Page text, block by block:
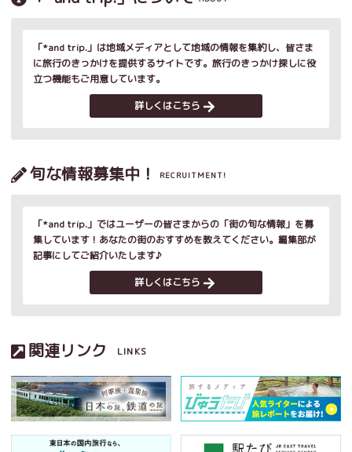
「*and trip.」は地域メディアとして地域の情報を集約し、皆さま
に旅行のきっかけを提供するサイトです。旅行のきっかけ探しに役
立つ機能もご用意しています。
詳しくはこちら
旬な情報募集中！ RECRUITMENT!
「*and trip.」ではユーザーの皆さまからの「街の旬な情報」を募
集しています！あなたの街のおすすめを教えてください。編集部が
記事にしてご紹介いたします♪
詳しくはこちら
関連リンク LINKS